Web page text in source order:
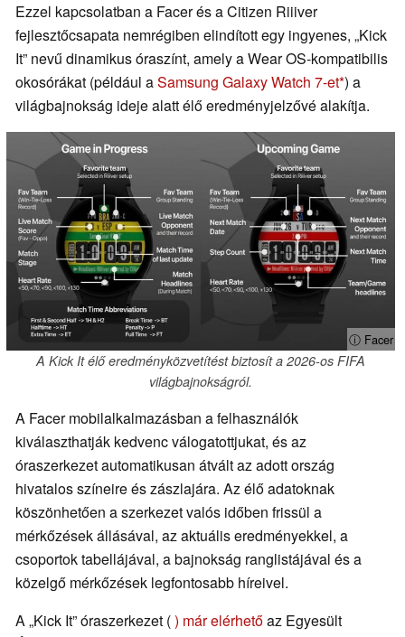
Ezzel kapcsolatban a Facer és a Citizen Riiiver
fejlesztőcsapata nemrégiben elindított egy ingyenes, „Kick
It” nevű dinamikus óraszínt, amely a Wear OS-kompatibilis
okosórákat (például aSamsung Galaxy Watch 7-et ) a
világbajnokság ideje alatt élő eredményjelzővé alakítja.
ⓘ Facer
A Kick It élő eredményközvetítést biztosít a 2026-os FIFA
világbajnokságról.
A Facer mobilalkalmazásban a felhasználók
kiválaszthatják kedvenc válogatottjukat, és az
óraszerkezet automatikusan átvált az adott ország
hivatalos színeire és zászlajára. Az élő adatoknak
köszönhetően a szerkezet valós időben frissül a
mérkőzések állásával, az aktuális eredményekkel, a
csoportok tabellájával, a bajnokság ranglistájával és a
közelgő mérkőzések legfontosabb híreivel.
A „Kick It” óraszerkezet () már elérhetőaz Egyesült